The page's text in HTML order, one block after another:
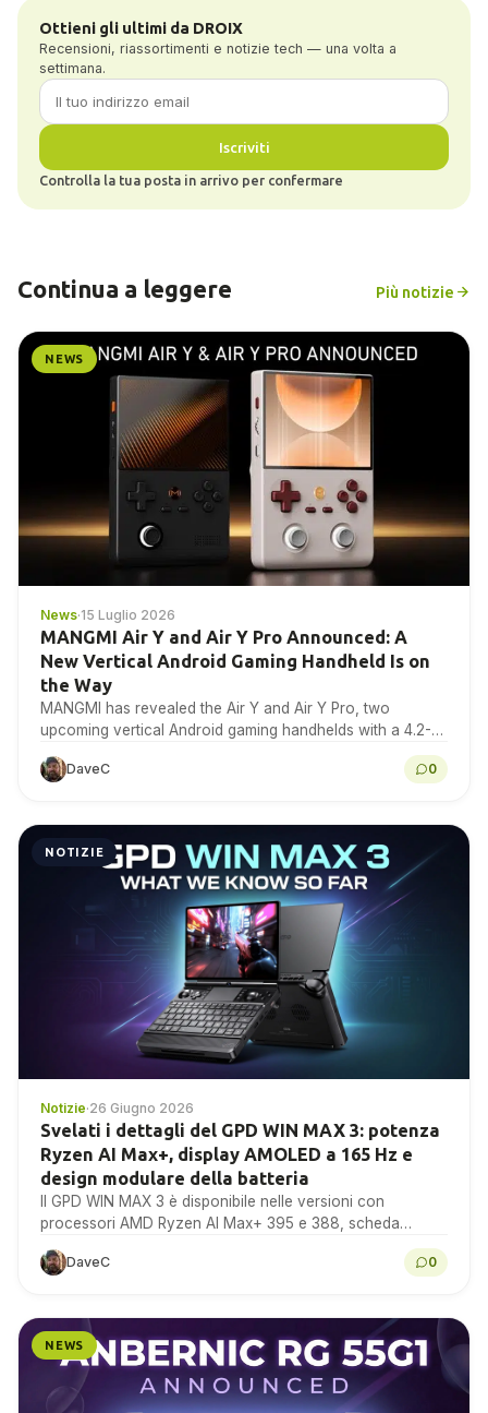
Ottieni gli ultimi da DROIX
Recensioni, riassortimenti e notizie tech — una volta a
settimana.
Iscriviti
Controlla la tua posta in arrivo per confermare
Continua a leggere Più notizie
NEWS
News·15 Luglio 2026
MANGMI Air Y and Air Y Pro Announced: A
New Vertical Android Gaming Handheld Is on
the Way
MANGMI has revealed the Air Y and Air Y Pro, two
upcoming vertical Android gaming handhelds with a 4.2-
DaveC 0
NOTIZIE
Notizie·26 Giugno 2026
Svelati i dettagli del GPD WIN MAX 3: potenza
Ryzen AI Max+, display AMOLED a 165 Hz e
design modulare della batteria
Il GPD WIN MAX 3 è disponibile nelle versioni con
processori AMD Ryzen AI Max+ 395 e 388, scheda
DaveC 0
NEWS